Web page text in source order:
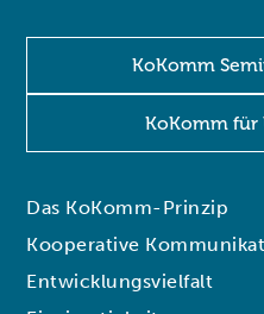
KoKomm
KoKomm
Das KoKomm-Prinzip
Kooperative
Entwicklungsvielfalt